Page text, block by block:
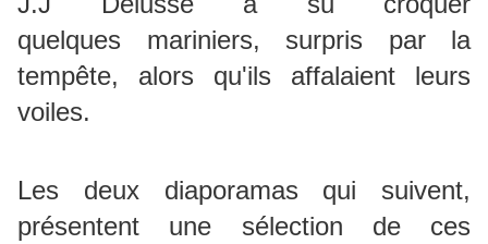
quelques mariniers, surpris par la
tempête, alors qu'ils affalaient leurs
voiles.
Les deux diaporamas qui suivent,
présentent une sélection de ces